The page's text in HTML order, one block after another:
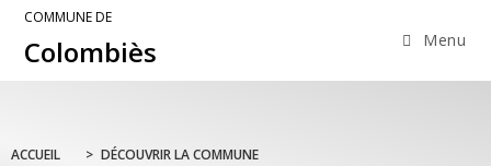
COMMUNE DE
Colombiès Menu
ACCUEIL > DÉCOUVRIR LA COMMUNE